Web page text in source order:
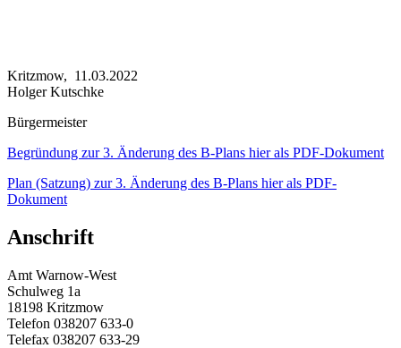
Kritzmow, 11.03.2022
Holger Kutschke
Bürgermeister
Begründung zur 3. Änderung des B-Plans hier als PDF-Dokument
Plan (Satzung) zur 3. Änderung des B-Plans hier als PDF-
Dokument
Anschrift
Amt Warnow-West
Schulweg 1a
18198 Kritzmow
Telefon 038207 633-0
Telefax 038207 633-29